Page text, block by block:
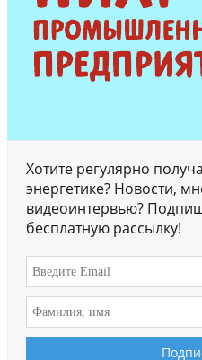
Хотите регулярно
энергетике? Новости,
видеоинтервью?
бесплатную рассылку!